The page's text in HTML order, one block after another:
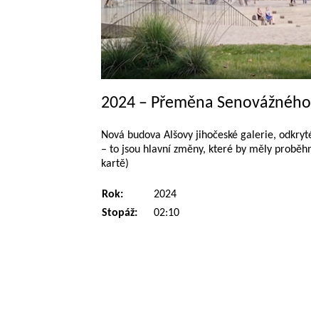
2024 – Přeměna
Nová budova Alšovy jihočeské galerie,
– to jsou hlavní změny, které by měly
kartě)
Rok:
2024
Stopáž:
02:10